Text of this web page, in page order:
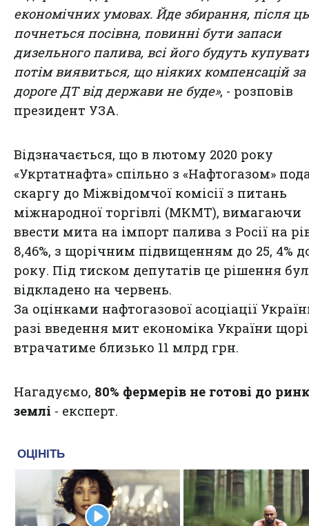
економічних умовах. Йде збирання, після
почнеться посівна, повинні бути запаси
дизельного палива, всі його будуть
потім виявиться, що ніяких компенсацій за
дороге ДТ від держави не буде», - розповів
президент УЗА.
Відзначається, що в лютому 2020 року
«Укртатнафта» спільно з «Нафтогазом»
скаргу до Міжвідомчої комісії з питань
міжнародної торгівлі (МКМТ), вимагаючи
ввести мита на імпорт палива з Росії на
8,46%, з щорічним підвищенням до 25, 4%
року. Під тиском депутатів це рішення
відкладено на червень.
За оцінками нафтогазової асоціації
разі введення мит економіка України
втрачатиме близько 11 млрд грн.
Нагадуємо, 80% фермерів не готові до
землі - експерт.